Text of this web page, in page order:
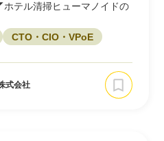
テル清掃ヒューマノイドの
CTO・CIO・VPoE
式会社